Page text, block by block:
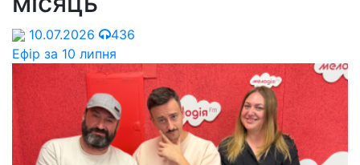
10.07.2026
436
Ефір за 10 липня